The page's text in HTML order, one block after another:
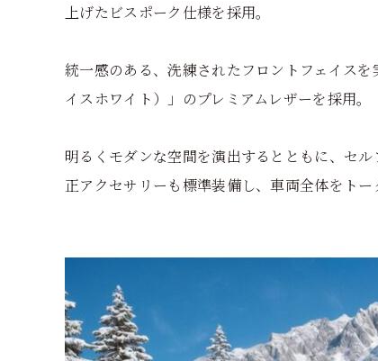
上げたビスポーク仕様を採用。
統一感のある、洗練されたフロントフェイス
イスホワイト）」のプレミアムレザーを採用。
明るくモダンな空間を演出するとともに、セ
正アクセサリーも標準装備し、車両全体をトー